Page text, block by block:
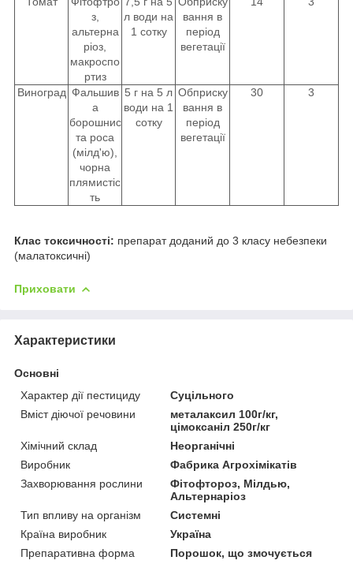
з,
альтерна
ріоз,
макроспо
ртиз
л води на
1 сотку
вання в
період
вегетації
Виноград Фальшив
а
борошнис
та роса
(мілд'ю),
чорна
плямистіс
ть
5 г на 5 л
води на 1
сотку
Обприску
вання в
період
вегетації
30 3
Клас токсичності: препарат доданий до 3 класу небезпеки
(малатоксичні)
Приховати
Характеристики
Основні
Характер дії пестициду
Суцільного
Вміст діючої речовини
металаксил 100г/кг,
цімоксаніл 250г/кг
Хімічний склад
Неорганічні
Виробник
Фабрика Агрохімікатів
Захворювання рослини
Фітофтороз, Мілдью,
Альтернаріоз
Тип впливу на організм
Системні
Країна виробник
Україна
Препаративна форма
Порошок, що змочується